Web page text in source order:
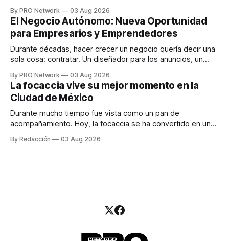
INTERIUS, el problema suele estar en otro lugar. Durante
una entrevista para el podcast SER PRO, el especialista en
marketing digital explicó que
By PRO Network 03 Aug 2026
El Negocio Autónomo: Nueva Oportunidad
para Empresarios y Emprendedores
Durante décadas, hacer crecer un negocio quería decir una
sola cosa: contratar. Un diseñador para los anuncios, un
para los textos, alguien que supiera de publicidad digital
para encontrar prospectos, un vendedor para atender
llamadas y mensajes, y —con suerte— una persona
By PRO Network 03 Aug 2026
La focaccia vive su mejor momento en la
Ciudad de México
Durante mucho tiempo fue vista como un pan de
acompañamiento. Hoy, la focaccia se ha convertido en uno
artesanal, ingredientes de calidad y experiencias que
By Redacción 03 Aug 2026